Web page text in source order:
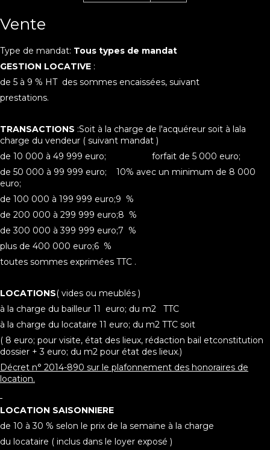
Vente
Type de mandat: Tous types de mandat
GESTION LOCATIVE :
de 5 à 9 % HT des sommes encaissées, suivant
prestations.
TRANSACTIONS :Soit à la charge de l'acquéreur soit à lala
charge du vendeur ( suivant mandat )
de 10 000 à 49 999 euro; forfait de 5 000 euro;
de 50 000 à 99 999 euro; 10% avec un minimum de 8 000
euro;
de 100 000 à 199 999 euro;9 %
de 200 000 à 299 999 euro;8 %
de 300 000 à 399 999 euro;7 %
plus de 400 000 euro;6 %
toutes sommes exprimées TTC .
LOCATIONS( vides ou meublés )
à la charge du bailleur 11 euro; du m2 TTC
à la charge du locataire 11 euro; du m2 TTC soit
( 8 euro; pour visite, état des lieux, rédaction bail etconstitution
dossier + 3 euro; du m2 pour état des lieux.)
Décret n° 2014-890 sur le plafonnement des honoraires de
location.
LOCATION SAISONNIERE
de 10 à 30 % selon le prix de la semaine à la charge
du locataire ( inclus dans le loyer exposé )